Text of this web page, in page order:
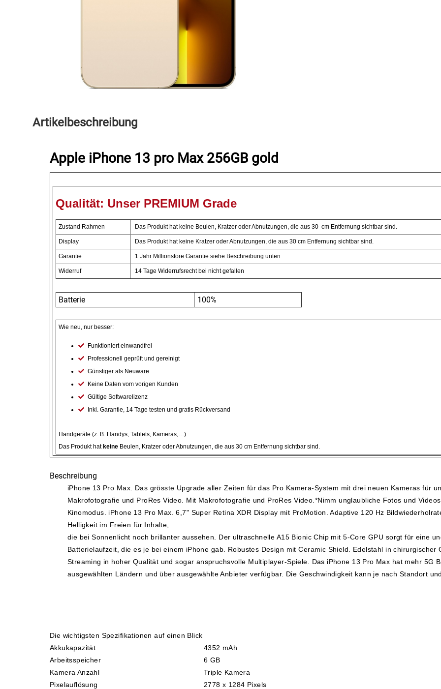
Dekoration
Einwegartikel / Trinkhalme
Feinkost-/Fischkonserve
Fertiggerichte trocken
Frühstück / Cerealien
Frühstück / süße Aufstriche
Gemüsekonserven
Kaffee / Tee Zubehör
Artikelbeschreibung
Apple iPhone 13 pro Max 256GB gold
Qualität: Unser PREMIUM Grade
Zustand Rahmen Das Produkt hat keine Beulen, Kratzer oder Abnutzungen, die aus 30 cm Entfernung sichtbar sind.
Display Das Produkt hat keine Kratzer oder Abnutzungen, die aus 30 cm Entfernung sichtbar sind.
Garantie 1 Jahr Millionstore Garantie siehe Beschreibung unten
Widerruf 14 Tage Widerrufsrecht bei nicht gefallen
Batterie 100%
Wie neu, nur besser:
Funktioniert einwandfrei
Professionell geprüft und gereinigt
Günstiger als Neuware
Keine Daten vom vorigen Kunden
Gültige Softwarelizenz
Inkl. Garantie, 14 Tage testen und gratis Rückversand
Handgeräte (z. B. Handys, Tablets, Kameras,…)
Das Produkt hatkeineBeulen, Kratzer oder Abnutzungen, die aus 30 cm Entfernung sichtbar sind.
Beschreibung
iPhone 13 Pro Max. Das grösste Upgrade aller Zeiten für das Pro Kamera-System mit drei neuen Kameras für
Makrofotografie und ProRes Video. Mit Makrofotografie und ProRes Video.*Nimm unglaubliche Fotos und
Kinomodus. iPhone 13 Pro Max. 6,7" Super Retina XDR Display mit ProMotion. Adaptive 120 Hz
Helligkeit im Freien für Inhalte,
die bei Sonnenlicht noch brillanter aussehen. Der ultraschnelle A15 Bionic Chip mit 5-Core GPU sorgt für eine
Batterielaufzeit, die es je bei einem iPhone gab. Robustes Design mit Ceramic Shield. Edelstahl in
Streaming in hoher Qualität und sogar anspruchsvolle Multiplayer-Spiele. Das iPhone 13 Pro Max hat mehr 5G
ausgewählten Ländern und über ausgewählte Anbieter verfügbar. Die Geschwindigkeit kann je nach Standort
Die wichtigsten Spezifikationen auf einen Blick
Akkukapazität
4352 mAh
Arbeitsspeicher
6 GB
Kamera Anzahl
Triple Kamera
Pixelauflösung
2778 x 1284 Pixels